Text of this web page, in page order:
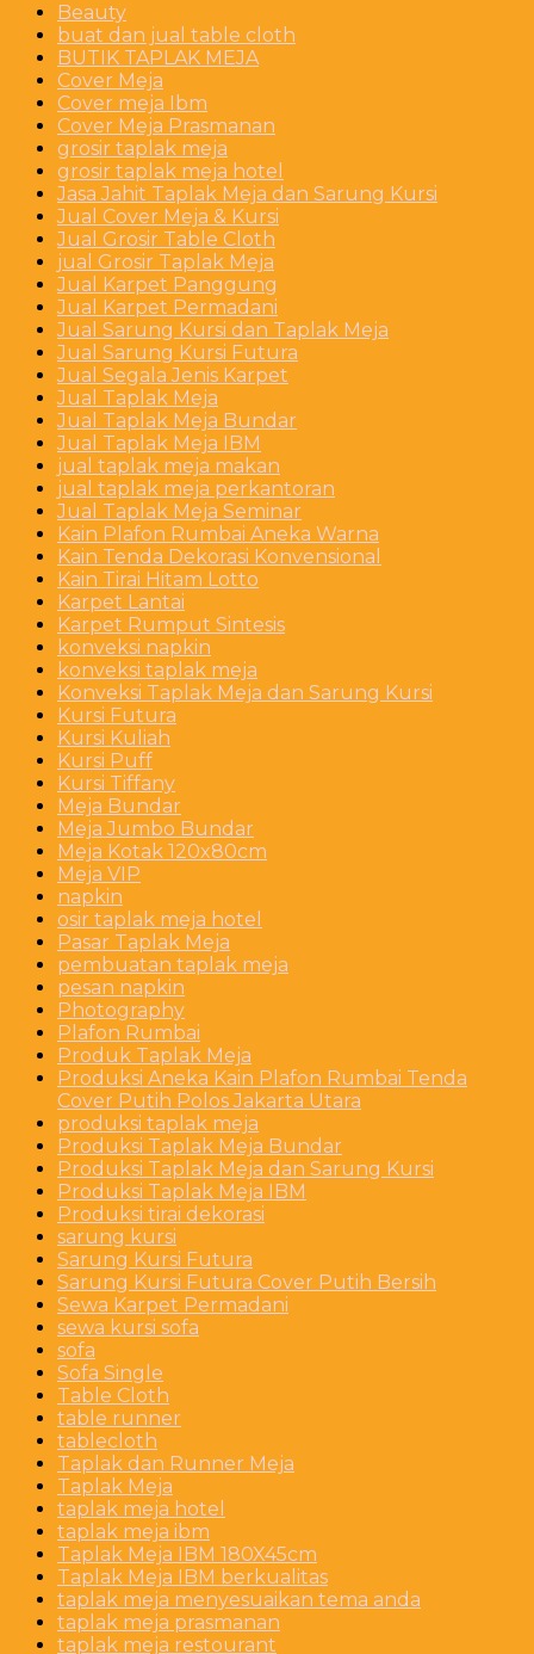
Beauty
buat dan jual table cloth
BUTIK TAPLAK MEJA
Cover Meja
Cover meja Ibm
Cover Meja Prasmanan
grosir taplak meja
grosir taplak meja hotel
Jasa Jahit Taplak Meja dan Sarung Kursi
Jual Cover Meja & Kursi
Jual Grosir Table Cloth
jual Grosir Taplak Meja
Jual Karpet Panggung
Jual Karpet Permadani
Jual Sarung Kursi dan Taplak Meja
Jual Sarung Kursi Futura
Jual Segala Jenis Karpet
Jual Taplak Meja
Jual Taplak Meja Bundar
Jual Taplak Meja IBM
jual taplak meja makan
jual taplak meja perkantoran
Jual Taplak Meja Seminar
Kain Plafon Rumbai Aneka Warna
Kain Tenda Dekorasi Konvensional
Kain Tirai Hitam Lotto
Karpet Lantai
Karpet Rumput Sintesis
konveksi napkin
konveksi taplak meja
Konveksi Taplak Meja dan Sarung Kursi
Kursi Futura
Kursi Kuliah
Kursi Puff
Kursi Tiffany
Meja Bundar
Meja Jumbo Bundar
Meja Kotak 120x80cm
Meja VIP
napkin
osir taplak meja hotel
Pasar Taplak Meja
pembuatan taplak meja
pesan napkin
Photography
Plafon Rumbai
Produk Taplak Meja
Produksi Aneka Kain Plafon Rumbai Tenda
Cover Putih Polos Jakarta Utara
produksi taplak meja
Produksi Taplak Meja Bundar
Produksi Taplak Meja dan Sarung Kursi
Produksi Taplak Meja IBM
Produksi tirai dekorasi
sarung kursi
Sarung Kursi Futura
Sarung Kursi Futura Cover Putih Bersih
Sewa Karpet Permadani
sewa kursi sofa
sofa
Sofa Single
Table Cloth
table runner
tablecloth
Taplak dan Runner Meja
Taplak Meja
taplak meja hotel
taplak meja ibm
Taplak Meja IBM 180X45cm
Taplak Meja IBM berkualitas
taplak meja menyesuaikan tema anda
taplak meja prasmanan
taplak meja restourant